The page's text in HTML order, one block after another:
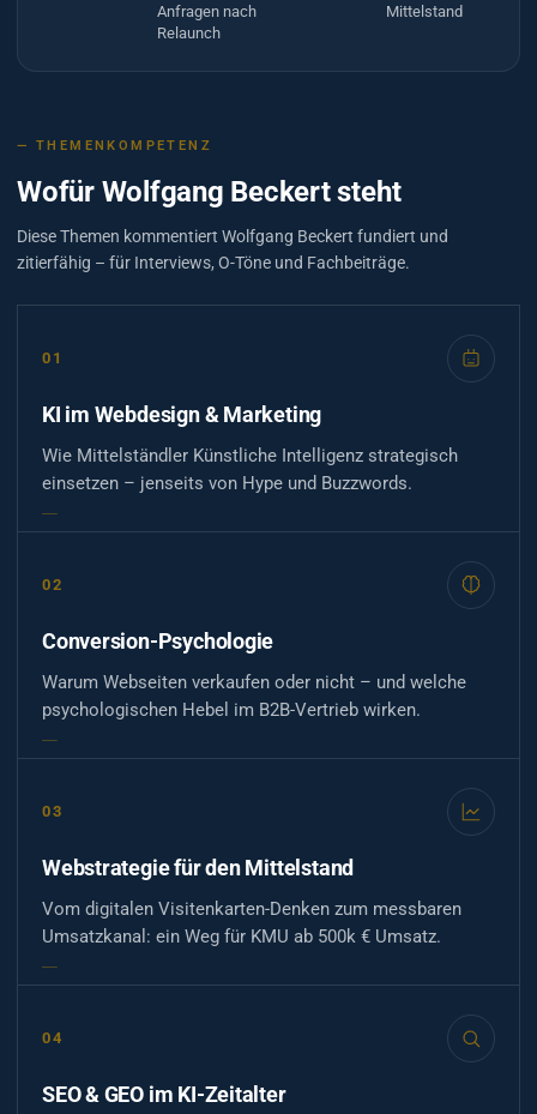
Anfragen nach
Relaunch
Mittelstand
— THEMENKOMPETENZ
Wofür Wolfgang Beckert steht
Diese Themen kommentiert Wolfgang Beckert fundiert und
zitierfähig – für Interviews, O-Töne und Fachbeiträge.
01
KI im Webdesign & Marketing
Wie Mittelständler Künstliche Intelligenz strategisch
einsetzen – jenseits von Hype und Buzzwords.
02
Conversion-Psychologie
Warum Webseiten verkaufen oder nicht – und welche
psychologischen Hebel im B2B-Vertrieb wirken.
03
Webstrategie für den Mittelstand
Vom digitalen Visitenkarten-Denken zum messbaren
Umsatzkanal: ein Weg für KMU ab 500k € Umsatz.
04
SEO & GEO im KI-Zeitalter